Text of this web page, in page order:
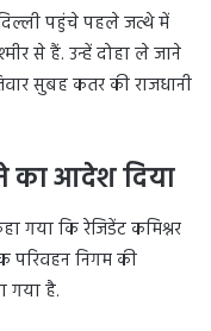
पहुंचे पहले जत्थे में
से हैं. उन्हें दोहा ले जाने
सुबह कतर की राजधानी
का आदेश दिया
गया कि रेजिडेंट कमिश्नर
परिवहन निगम की
गया है.